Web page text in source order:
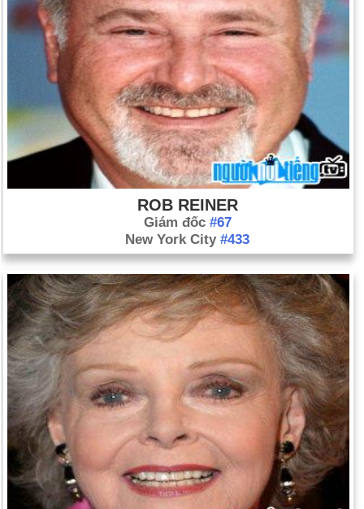
ROB REINER
Giám đốc #67
New York City #433